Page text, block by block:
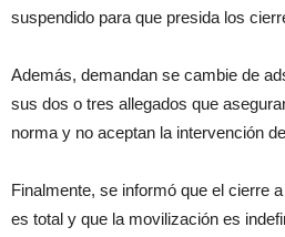
suspendido para que presida los
Además, demandan se cambie de
sus dos o tres allegados que
norma y no aceptan la intervención
Finalmente, se informó que el cierre
es total y que la movilización es